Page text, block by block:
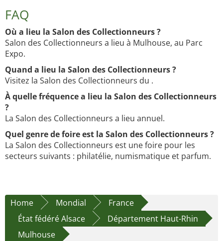
FAQ
Où a lieu la Salon des Collectionneurs ?
Salon des Collectionneurs a lieu à Mulhouse, au Parc
Expo.
Quand a lieu la Salon des Collectionneurs ?
Visitez la Salon des Collectionneurs du .
À quelle fréquence a lieu la Salon des Collectionneurs
?
La Salon des Collectionneurs a lieu annuel.
Quel genre de foire est la Salon des Collectionneurs ?
La Salon des Collectionneurs est une foire pour les
secteurs suivants : philatélie, numismatique et parfum.
Home Mondial
France
État fédéré Alsace
Département Haut-Rhin
Mulhouse